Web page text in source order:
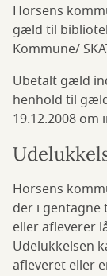
Horsens
gæld til
Kommune/
Ubetalt gæld
henhold til
19.12.2008
Horsens
der i
eller afleverer
Udelukkelsen
afleveret eller